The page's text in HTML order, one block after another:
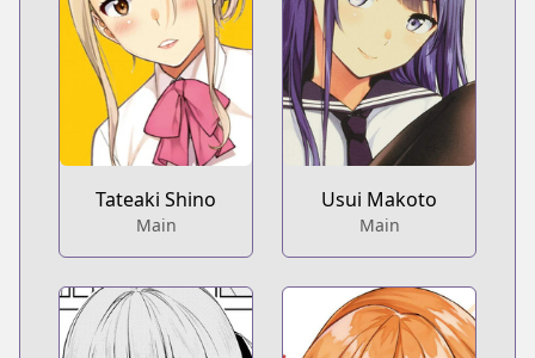
Tateaki Shino
Main
Usui Makoto
Main